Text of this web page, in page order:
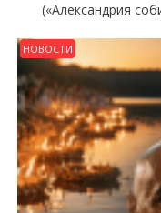
(«Александрия
НОВОСТИ